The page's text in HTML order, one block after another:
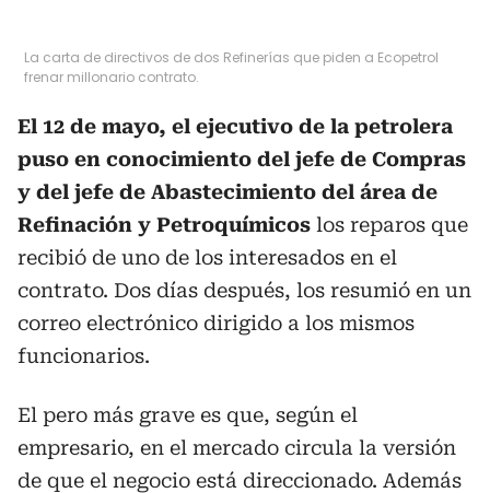
La carta de directivos de dos Refinerías que piden a Ecopetrol
frenar millonario contrato.
El 12 de mayo, el ejecutivo de la petrolera
puso en conocimiento del jefe de Compras
y del jefe de Abastecimiento del área de
Refinación y Petroquímicos los reparos que
recibió de uno de los interesados en el
contrato. Dos días después, los resumió en un
correo electrónico dirigido a los mismos
funcionarios.
El pero más grave es que, según el
empresario, en el mercado circula la versión
de que el negocio está direccionado. Además